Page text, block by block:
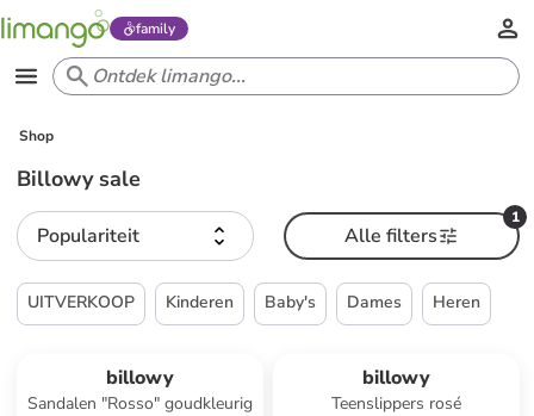
family
Shop
Billowy sale
Populariteit
1
Alle filters
UITVERKOOP Kinderen Baby's Dames Heren
billowy
Sandalen "Rosso" goudkleurig
billowy
Teenslippers rosé